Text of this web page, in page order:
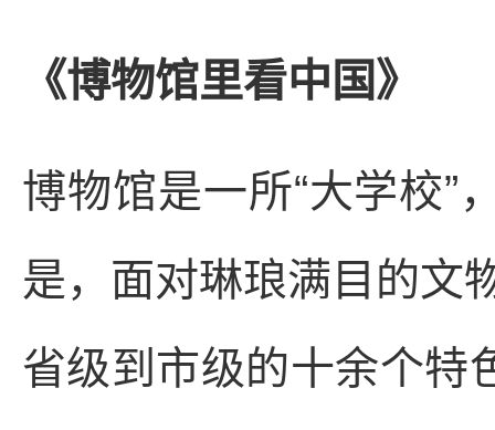
《博物馆里看中国》
博物馆是一所“大学校”
是，面对琳琅满目的文
省级到市级的十余个特